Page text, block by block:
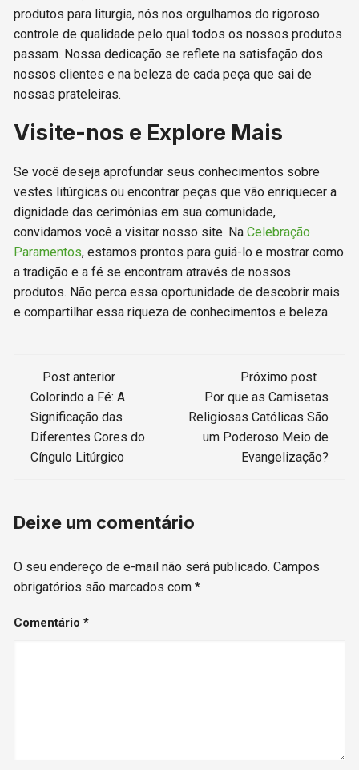
produtos para liturgia, nós nos orgulhamos do rigoroso
controle de qualidade pelo qual todos os nossos produtos
passam. Nossa dedicação se reflete na satisfação dos
nossos clientes e na beleza de cada peça que sai de
nossas prateleiras.
Visite-nos e Explore Mais
Se você deseja aprofundar seus conhecimentos sobre
vestes litúrgicas ou encontrar peças que vão enriquecer a
dignidade das cerimônias em sua comunidade,
convidamos você a visitar nosso site. NaCelebração
Paramentos, estamos prontos para guiá-lo e mostrar como
a tradição e a fé se encontram através de nossos
produtos. Não perca essa oportunidade de descobrir mais
e compartilhar essa riqueza de conhecimentos e beleza.
Navegação
de
post
Post anterior
Colorindo a Fé: A
Significação das
Diferentes Cores do
Cíngulo Litúrgico
Próximo post
Por que as Camisetas
Religiosas Católicas São
um Poderoso Meio de
Evangelização?
Deixe um comentário
O seu endereço de e-mail não será publicado. Campos
obrigatórios são marcados com*
Comentário*